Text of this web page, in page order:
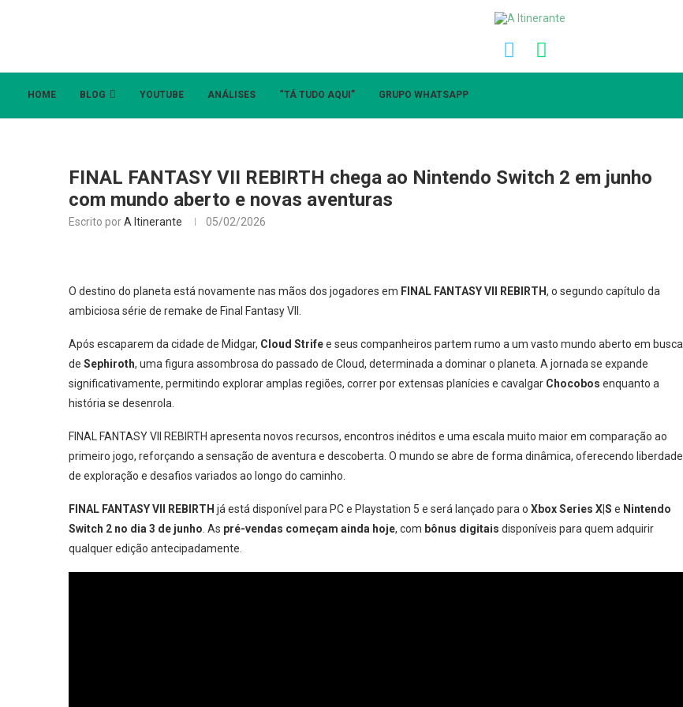
HOME BLOG YOUTUBE ANÁLISES “TÁ TUDO AQUI” GRUPO WHATSAPP
FINAL FANTASY VII REBIRTH chega ao Nintendo Switch 2 em junho
com mundo aberto e novas aventuras
Escrito porA Itinerante 05/02/2026
O destino do planeta está novamente nas mãos dos jogadores em FINAL FANTASY VII REBIRTH, o segundo capítulo da
ambiciosa série de remake de Final Fantasy VII.
Após escaparem da cidade de Midgar, Cloud Strifee seus companheiros partem rumo a um vasto mundo aberto em busca
de Sephiroth, uma figura assombrosa do passado de Cloud, determinada a dominar o planeta. A jornada se expande
significativamente, permitindo explorar amplas regiões, correr por extensas planícies e cavalgar Chocobos enquanto a
história se desenrola.
FINAL FANTASY VII REBIRTH apresenta novos recursos, encontros inéditos e uma escala muito maior em comparação ao
primeiro jogo, reforçando a sensação de aventura e descoberta. O mundo se abre de forma dinâmica, oferecendo liberdade
de exploração e desafios variados ao longo do caminho.
FINAL FANTASY VII REBIRTH já está disponível para PC e Playstation 5 e será lançado para o Xbox Series X|S e Nintendo
Switch 2 no dia 3 de junho . As pré-vendas começam ainda hoje, com bônus digitais disponíveis para quem adquirir
qualquer edição antecipadamente.